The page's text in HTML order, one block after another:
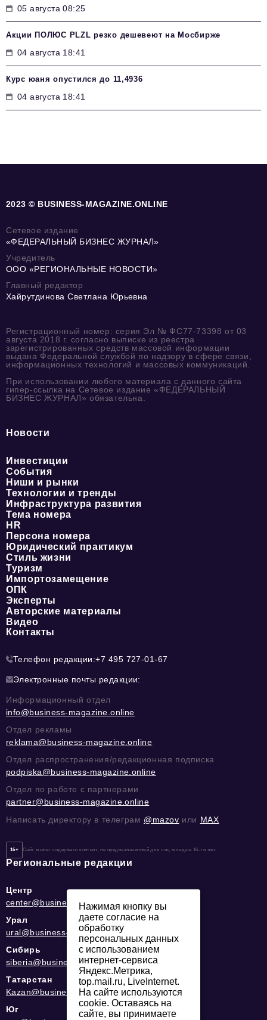
05 августа 08:25
Акции ПОЛЮС PLZL резко дешевеют на Мосбирже
04 августа 18:41
Курс юаня опустился до 11,4936
04 августа 18:41
2023 © BUSINESS-MAGAZINE.ONLINE
Сетевое издание
«ФЕДЕРАЛЬНЫЙ БИЗНЕС ЖУРНАЛ»
Учредитель
ООО «РЕГИОНАЛЬНЫЕ НОВОСТИ»
Главный редактор
Хайрутдинова Светлана Юрьевна
Регистрационный номер: серия Эл № ФС77-73398 от 03
августа 2018 г. согласно выписке из реестра
зарегистрированных средств массовой информации
выдана Федеральной службой по надзору в сфере связи,
информационных технологий и массовых коммуникаций.
При использовании любого материала с данного сайта
гипер-ссылка на Сетевое издание «ФЕДЕРАЛЬНЫЙ
БИЗНЕС ЖУРНАЛ» обязательна.
Новости
Инвестиции
События
Ниши и рынки
Технологии и тренды
Инфраструктура развития
Тема номера
HR
Персона номера
Юридический практикум
Стиль жизни
Туризм
Импортозамещение
ОПК
Эксперты
Авторские материалы
Видео
Контакты
Телефон редакции:+7 495 727-01-67
Электронные почты редакции:
Информационный отдел
info@business-magazine.online
Отдел рекламы
reklama@business-magazine.online
Отдел распространения/редакционная подписка
podpiska@business-magazine.online
Отдел по работе с партнерами
partner@business-magazine.online
Написать директору в телеграм @mazov или MAX
16+ Сайт может содержать контент, не предназначенный для лиц младше 16-ти лет.
Региональные редакции
Центр
center@business-magazine.online
Урал
ural@business-magazine.online
Сибирь
siberia@business-magazine.online
Татарстан
Kazan@business-magazine.online
Юг
Нажимая кнопку вы
даете согласие на
обработку
персональных данных
с использованием
интернет-сервиса
Яндекс.Метрика,
top.mail.ru, LiveInternet.
На сайте используются
cookie. Оставаясь на
сайте, вы принимаете